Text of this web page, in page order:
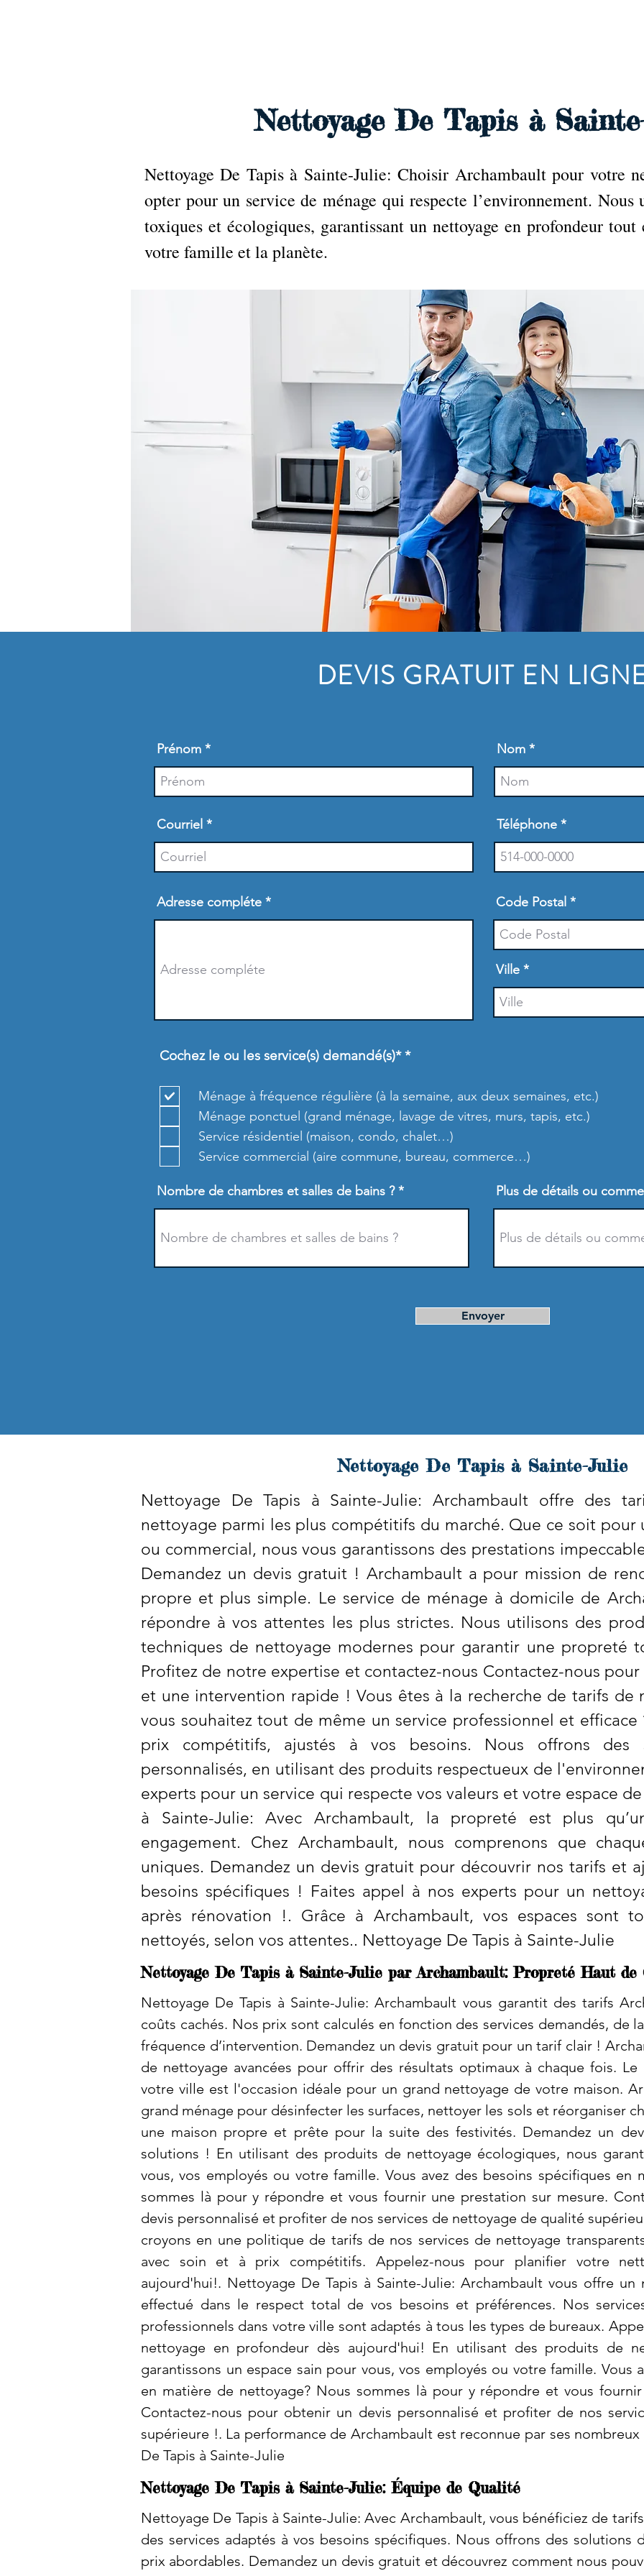
Nettoyage De Tapis à
Nettoyage De Tapis à Sainte-Julie: Choisir Archambault pour votre
opter pour un service de ménage qui respecte l’environnement.
toxiques et écologiques, garantissant un nettoyage en profondeur
votre famille et la planète.
DEVIS GRATUIT EN
Prénom Nom
Courriel Téléphone
Adresse compléte Code Postal
Ville
Cochez le ou les service(s) demandé(s)* *O
i
a
t
i
Ménage à fréquence régulière (à la semaine, aux deux semaines, etc.)
Ménage ponctuel (grand ménage, lavage de vitres, murs, tapis, etc.)
Service résidentiel (maison, condo, chalet…)
Service commercial (aire commune, bureau, commerce…)
Nombre de chambres et salles de bains ? Plus de détails ou
Envoyer
Nettoyage De Tapis à Sainte-Julie
Nettoyage De Tapis à Sainte-Julie: Archambault offre des
nettoyage parmi les plus compétitifs du marché. Que ce soit
ou commercial, nous vous garantissons des prestations
Demandez un devis gratuit ! Archambault a pour mission de
propre et plus simple. Le service de ménage à domicile de
répondre à vos attentes les plus strictes. Nous utilisons des
techniques de nettoyage modernes pour garantir une propreté
Profitez de notre expertise et contactez-nous Contactez-nous
et une intervention rapide ! Vous êtes à la recherche de tarifs de
vous souhaitez tout de même un service professionnel et
prix compétitifs, ajustés à vos besoins. Nous offrons des
personnalisés, en utilisant des produits respectueux de
experts pour un service qui respecte vos valeurs et votre espace
à Sainte-Julie: Avec Archambault, la propreté est plus
engagement. Chez Archambault, nous comprenons que
uniques. Demandez un devis gratuit pour découvrir nos tarifs et
besoins spécifiques ! Faites appel à nos experts pour un
après rénovation !. Grâce à Archambault, vos espaces sont
nettoyés, selon vos attentes.. Nettoyage De Tapis à Sainte-Julie
Nettoyage De Tapis à Sainte-Julie par Archambault: Propreté Haut de
Nettoyage De Tapis à Sainte-Julie: Archambault vous garantit des tarifs
coûts cachés. Nos prix sont calculés en fonction des services demandés, de
fréquence d’intervention. Demandez un devis gratuit pour un tarif clair !
de nettoyage avancées pour offrir des résultats optimaux à chaque fois.
votre ville est l'occasion idéale pour un grand nettoyage de votre maison.
grand ménage pour désinfecter les surfaces, nettoyer les sols et réorganiser
une maison propre et prête pour la suite des festivités. Demandez un
solutions ! En utilisant des produits de nettoyage écologiques, nous
vous, vos employés ou votre famille. Vous avez des besoins spécifiques en
sommes là pour y répondre et vous fournir une prestation sur mesure.
devis personnalisé et profiter de nos services de nettoyage de qualité
croyons en une politique de tarifs de nos services de nettoyage
avec soin et à prix compétitifs. Appelez-nous pour planifier votre
aujourd'hui!. Nettoyage De Tapis à Sainte-Julie: Archambault vous offre
effectué dans le respect total de vos besoins et préférences. Nos
professionnels dans votre ville sont adaptés à tous les types de bureaux.
nettoyage en profondeur dès aujourd'hui! En utilisant des produits de
garantissons un espace sain pour vous, vos employés ou votre famille. Vous
en matière de nettoyage? Nous sommes là pour y répondre et vous
Contactez-nous pour obtenir un devis personnalisé et profiter de nos
supérieure !. La performance de Archambault est reconnue par ses
De Tapis à Sainte-Julie
Nettoyage De Tapis à Sainte-Julie: Équipe de Qualité
Nettoyage De Tapis à Sainte-Julie: Avec Archambault, vous bénéficiez de
des services adaptés à vos besoins spécifiques. Nous offrons des solutions
prix abordables. Demandez un devis gratuit et découvrez comment nous